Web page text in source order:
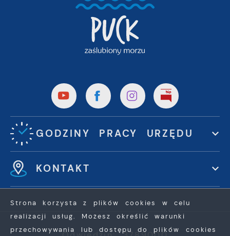
GODZINY PRACY URZĘDU
KONTAKT
Strona korzysta z plików cookies w celu
realizacji usług. Możesz określić warunki
przechowywania lub dostępu do plików cookies